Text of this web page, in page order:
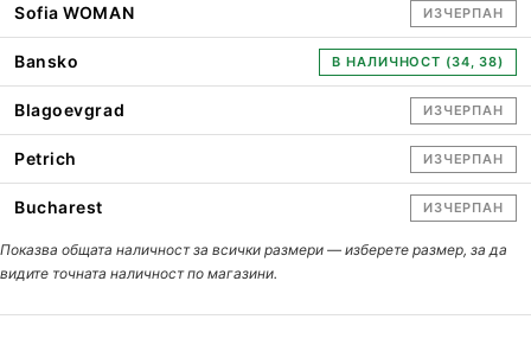
Sofia WOMAN ИЗЧЕРПАН
Bansko В НАЛИЧНОСТ (34, 38)
Blagoevgrad ИЗЧЕРПАН
Petrich ИЗЧЕРПАН
Bucharest ИЗЧЕРПАН
Показва общата наличност за всички размери — изберете размер, за да
видите точната наличност по магазини.